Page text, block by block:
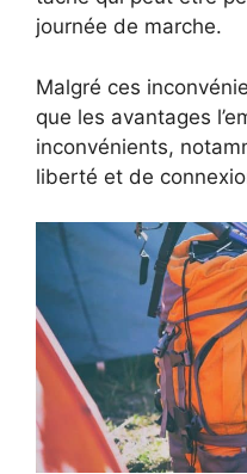
journée de marche.
Malgré ces
que les avantages
inconvénients,
liberté et de